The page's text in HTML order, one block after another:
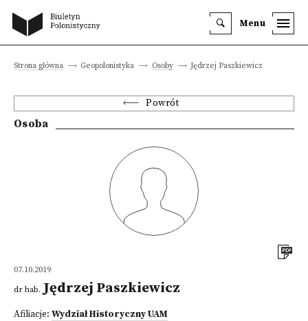
Menu
Strona główna Geopolonistyka Osoby Jędrzej Paszkiewicz
Powrót
Osoba
07.10.2019
dr hab. Jędrzej Paszkiewicz
Afiliacje: Wydział Historyczny UAM